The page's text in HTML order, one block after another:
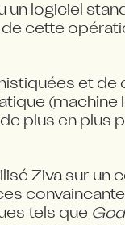
un logiciel
cette
et de
plus en plus
Ziva sur un
tels que